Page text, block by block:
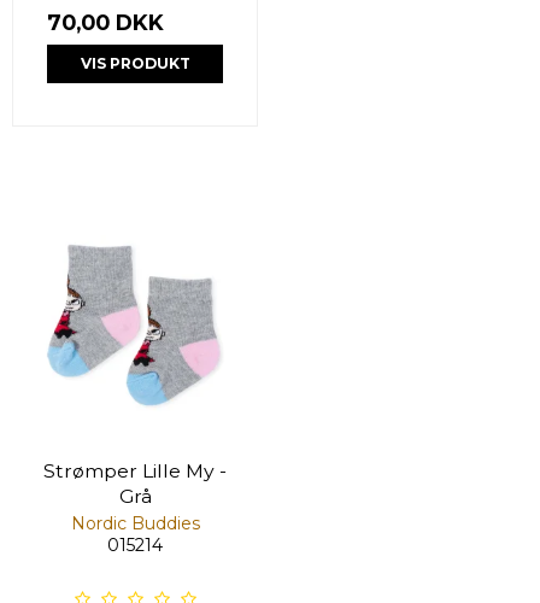
70,00 DKK
VIS PRODUKT
Strømper Lille My -
Grå
Nordic Buddies
015214